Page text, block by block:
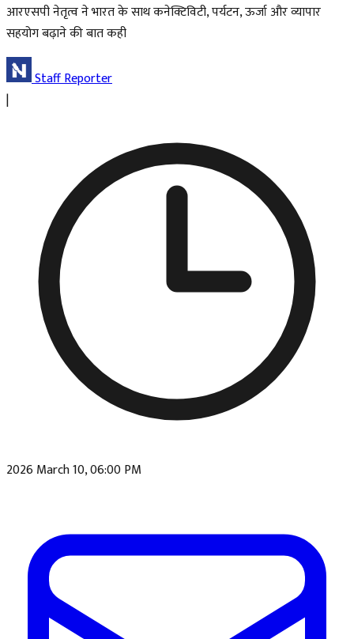
आरएसपी नेतृत्व ने भारत के साथ कनेक्टिविटी, पर्यटन, ऊर्जा और व्यापार
सहयोग बढ़ाने की बात कही
Staff Reporter
|
2026 March 10, 06:00 PM